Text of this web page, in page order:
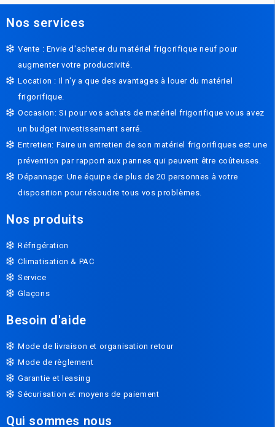
Nos services
Vente : Envie d'acheter du matériel frigorifique neuf pour
augmenter votre productivité.
Location : Il n'y a que des avantages à louer du matériel
frigorifique.
Occasion: Si pour vos achats de matériel frigorifique vous avez
un budget investissement serré.
Entretien: Faire un entretien de son matériel frigorifiques est une
prévention par rapport aux pannes qui peuvent être coûteuses.
Dépannage: Une équipe de plus de 20 personnes à votre
disposition pour résoudre tous vos problèmes.
Nos produits
Réfrigération
Climatisation & PAC
Service
Glaçons
Besoin d'aide
Mode de livraison et organisation retour
Mode de règlement
Garantie et leasing
Sécurisation et moyens de paiement
Qui sommes nous